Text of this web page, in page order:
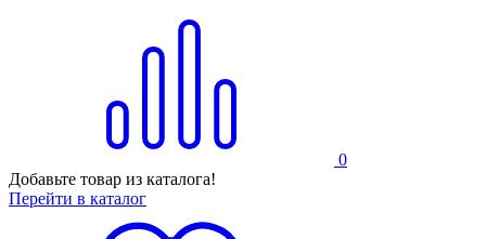
0
Добавьте товар из каталога!
Перейти в каталог